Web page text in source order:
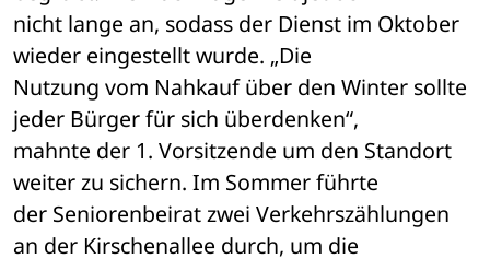
nicht lange an, sodass der Dienst im Oktober
wieder eingestellt wurde. „Die
Nutzung vom Nahkauf über den Winter sollte
jeder Bürger für sich überdenken“,
mahnte der 1. Vorsitzende um den Standort
weiter zu sichern. Im Sommer führte
der Seniorenbeirat zwei Verkehrszählungen
an der Kirschenallee durch, um die